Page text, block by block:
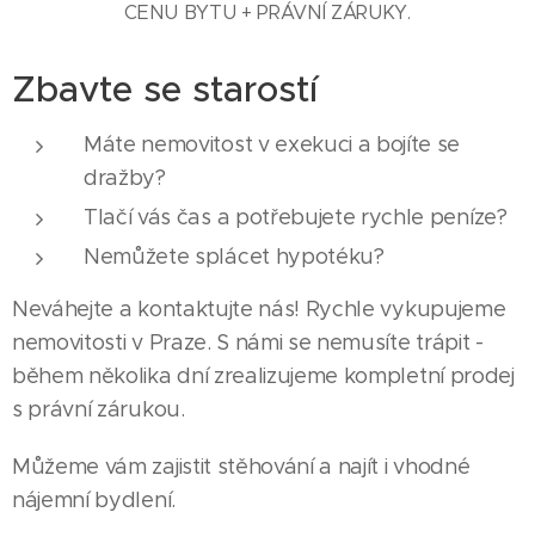
CENU BYTU + PRÁVNÍ ZÁRUKY.
Zbavte se starostí
Máte nemovitost v exekuci a bojíte se
dražby?
Tlačí vás čas a potřebujete rychle peníze?
Nemůžete splácet hypotéku?
Neváhejte a kontaktujte nás! Rychle vykupujeme
nemovitosti v Praze. S námi se nemusíte trápit -
během několika dní zrealizujeme kompletní prodej
s právní zárukou.
Můžeme vám zajistit stěhování a najít i vhodné
nájemní bydlení.